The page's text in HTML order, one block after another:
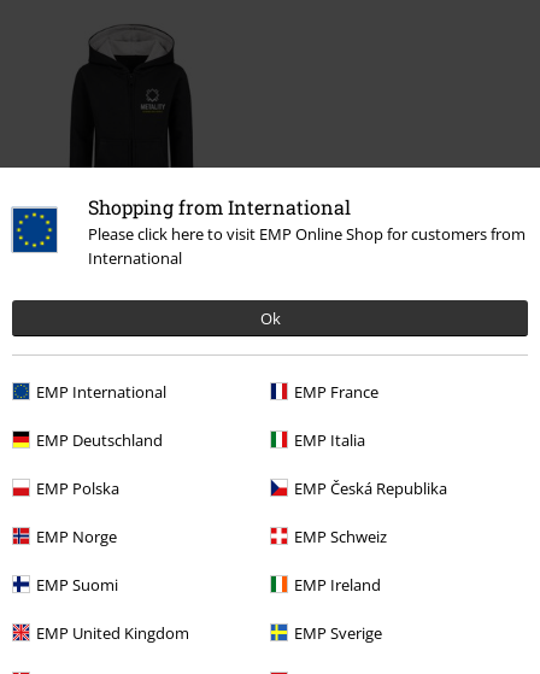
Shopping from International
Please click here to visit EMP Online Shop for customers from
International
Ok
EMP International EMP France
EMP Deutschland EMP Italia
EMP Polska EMP Česká Republika
EMP Norge EMP Schweiz
EMP Suomi EMP Ireland
EMP United Kingdom EMP Sverige
53,99 €
Más categorías. Más opciones
Ropa
Ropa & accesorios
Ofertas % Ropa Chaquetas y abrigos
Estilos Ideas de regalo
Estilos Ideas de regalo Fans de música